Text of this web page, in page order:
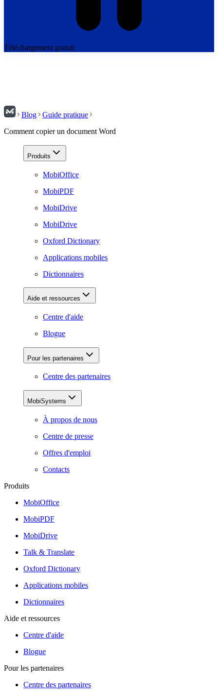
Téléchargement gratuit
Blog
Guide pratique
Comment copier un document Word
Produits
MobiOffice
MobiPDF
MobiDrive
MobiDrive
Oxford Dictionary
Applications mobiles
Dictionnaires
Aide et ressources
Centre d'aide
Blogue
Pour les partenaires
Centre des partenaires
MobiSystems
À propos de nous
Centre de presse
Offres d'emploi
Contacts
Produits
MobiOffice
MobiPDF
MobiDrive
Talk & Translate
Oxford Dictionary
Applications mobiles
Dictionnaires
Aide et ressources
Centre d'aide
Blogue
Pour les partenaires
Centre des partenaires